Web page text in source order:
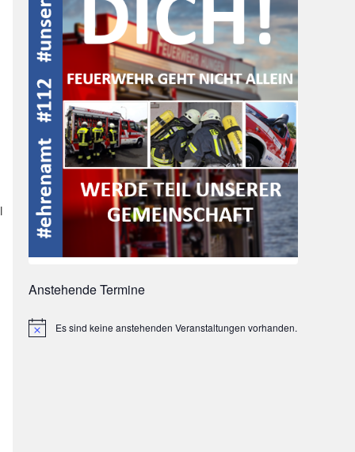
Anstehende Termine
HinweisEs sind keine anstehenden Veranstaltungen vorhanden.